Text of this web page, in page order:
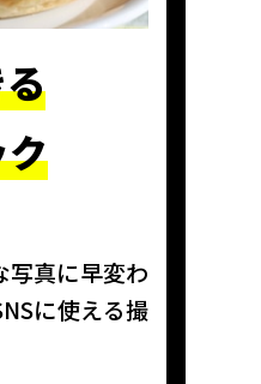
写真に早変わ
に使える撮